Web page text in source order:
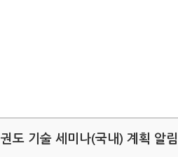
도 기술 세미나(국내) 계획 알림